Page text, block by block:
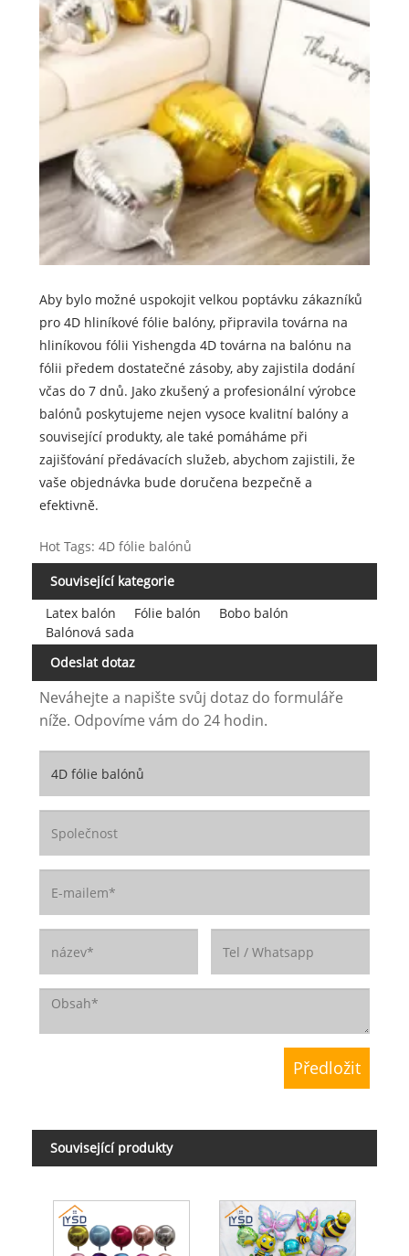
Aby bylo možné uspokojit velkou poptávku zákazníků
pro 4D hliníkové fólie balóny, připravila továrna na
hliníkovou fólii Yishengda 4D továrna na balónu na
fólii předem dostatečné zásoby, aby zajistila dodání
včas do 7 dnů. Jako zkušený a profesionální výrobce
balónů poskytujeme nejen vysoce kvalitní balóny a
související produkty, ale také pomáháme při
zajišťování předávacích služeb, abychom zajistili, že
vaše objednávka bude doručena bezpečně a
efektivně.
Hot Tags: 4D fólie balónů
Související kategorie
Latex balón
Fólie balón
Bobo balón
Balónová sada
Odeslat dotaz
Neváhejte a napište svůj dotaz do formuláře
níže. Odpovíme vám do 24 hodin.
Související produkty